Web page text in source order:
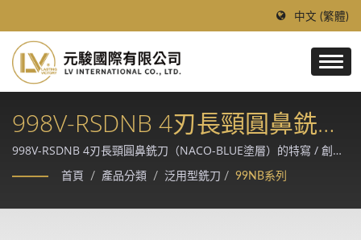
中文 (繁體)
998V-RSDNB 4刃長頸圓鼻銑刀
(高速乾式加工適用)
998V-RSDNB 4刃長頸圓鼻銑刀（NACO-BLUE塗層）的特寫 / 創立
於 1997 年的台灣領導鎢鋼刀具廠，採德、日進口優質鎢鋼棒材與
Makino、Rollomatic、ANCA CNC 磨床精製，提供模具、汽車、航
首頁 / 產品分類 / 泛用型銑刀 / 99NB系列